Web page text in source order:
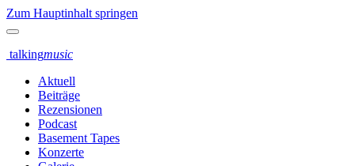
Zum Hauptinhalt springen
talkingmusic
Aktuell
Beiträge
Rezensionen
Podcast
Basement Tapes
Konzerte